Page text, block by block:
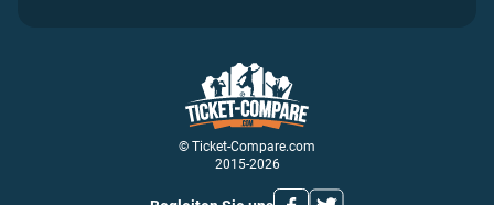
© Ticket-Compare.com
2015-2026